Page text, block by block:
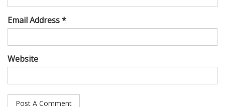
Email Address *
Website